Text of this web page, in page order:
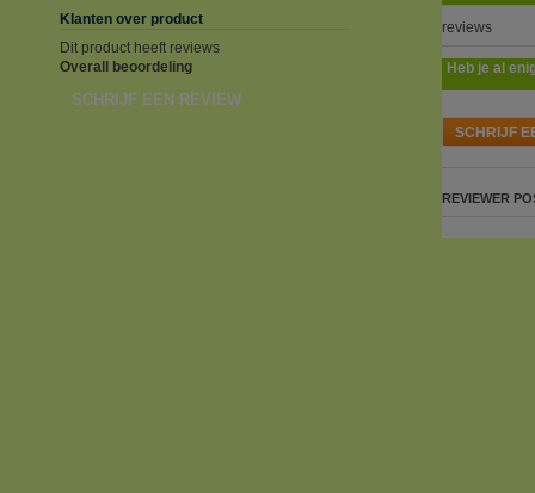
Klanten over product
Dit product heeft reviews
Overall beoordeling
SCHRIJF EEN REVIEW
reviews
Heb je al
SCHRIJF
REVIEWER